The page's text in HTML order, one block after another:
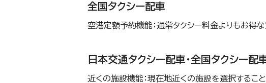
全国タクシー配車
空港定額予約機能：通常タクシー料金よりもお得
日本交通タクシー配車・全国タクシー配
近くの施設機能：現在地近くの施設を選択するこ